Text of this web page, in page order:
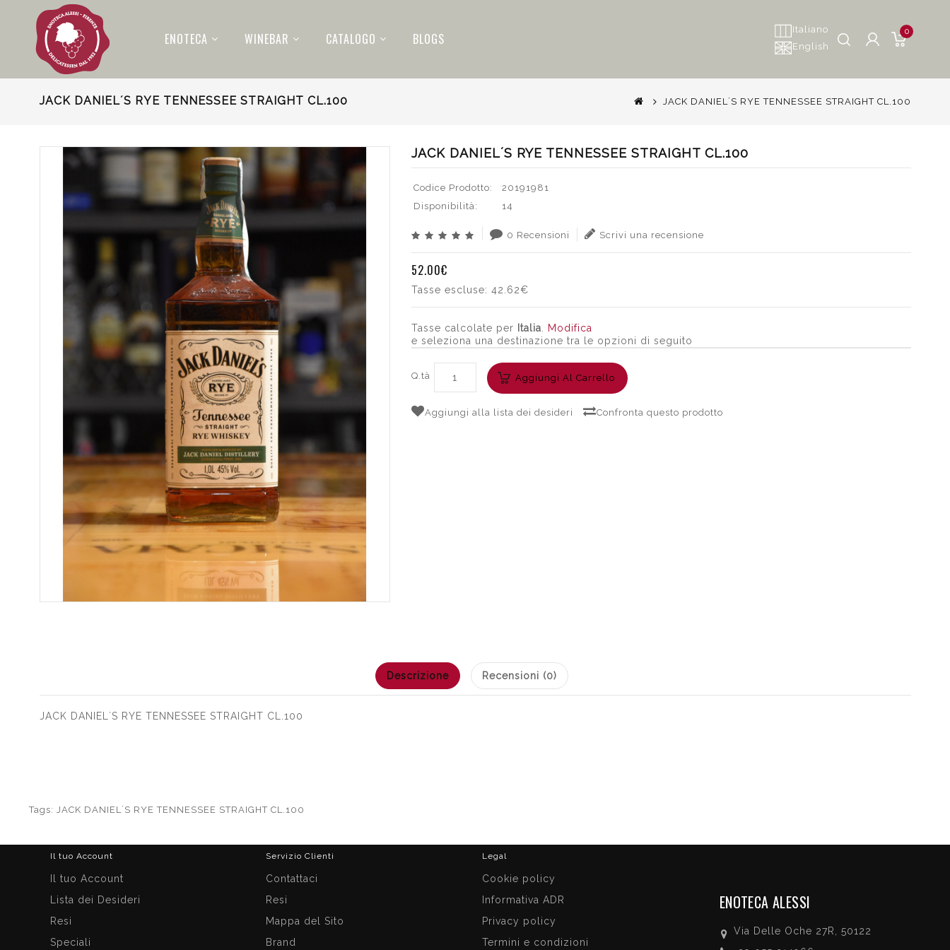
ENOTECA WINEBAR CATALOGO BLOGS
Italiano
English
0
JACK DANIEL´S RYE TENNESSEE STRAIGHT CL.100 JACK DANIEL´S RYE TENNESSEE STRAIGHT CL.100
JACK DANIEL´S RYE TENNESSEE STRAIGHT CL.100
Codice Prodotto:
20191981
Disponibilità:
14
0 Recensioni Scrivi una recensione
52.00€
Tasse escluse: 42.62€
Tasse calcolate per Italia
Modifica
e seleziona una destinazione tra le opzioni di seguito
Q.tà Aggiungi Al Carrello
Aggiungi alla lista dei desideri Confronta questo prodotto
Descrizione Recensioni (0)
JACK DANIEL´S RYE TENNESSEE STRAIGHT CL.100
Tags: JACK DANIEL´S RYE TENNESSEE STRAIGHT CL.100
Legal
Cookie policy
Informativa ADR
Privacy policy
Termini e condizioni
Servizio Clienti
Contattaci
Resi
Mappa del Sito
Brand
Il tuo Account
Il tuo Account
Lista dei Desideri
Resi
Speciali
ENOTECA ALESSI
Via Delle Oche 27R, 50122